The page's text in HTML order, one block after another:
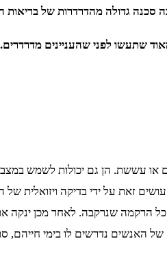
סכנה גדולה מהדרדרות של בריאות
שתעשו לפני שהעניינים מדרדרים.
או עששת. הן גם יכולות לשמש
זאת על ידי בדיקה ויזואלית
שנרקבה. לאחר מכן ינקה את
של האנשים נדרשים לו בימי חייהם,